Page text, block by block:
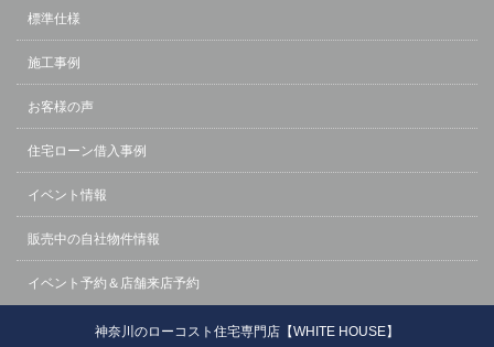
標準仕様
施工事例
お客様の声
住宅ローン借入事例
イベント情報
販売中の自社物件情報
イベント予約＆店舗来店予約
神奈川のローコスト住宅専門店【WHITE HOUSE】